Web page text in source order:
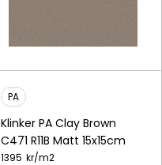
PA
Klinker PA Clay Brown
C471 R11B Matt 15x15cm
1395 kr/m2